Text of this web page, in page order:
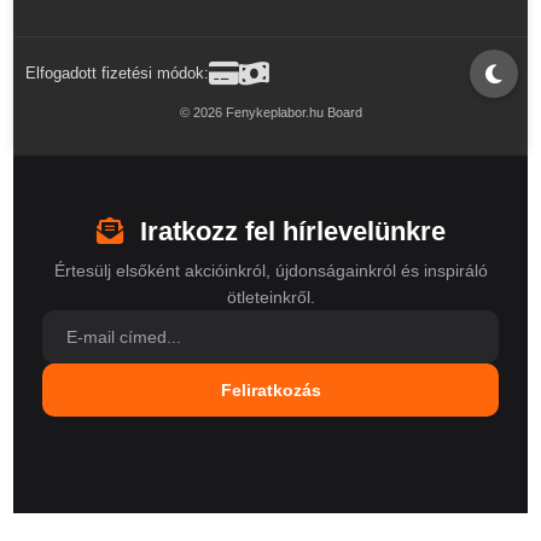
Elfogadott fizetési módok:
© 2026 Fenykeplabor.hu Board
Iratkozz fel hírlevelünkre
Értesülj elsőként akcióinkról, újdonságainkról és inspiráló
ötleteinkről.
Feliratkozás